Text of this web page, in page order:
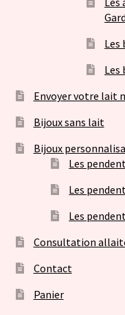
Les
Les
Envoyer votre lait
Bijoux sans lait
Bijoux
Les
Les
Les
Consultation
Contact
Panier